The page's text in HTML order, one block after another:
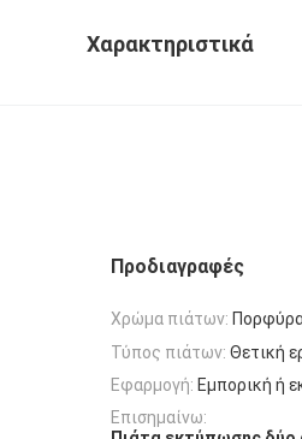
Χαρακτηριστικά
Προδιαγραφές
Χρώμα πιάτων:
Τύπος πιάτων: Θετική
Εφαρμογή: Εμπορική ή
Επισημαίνω: